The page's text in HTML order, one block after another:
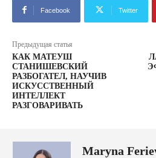
Facebook Twitter
Предыдущая статья
КАК МАТЕУШ
СТАНИШЕВСКИЙ
РАЗБОГАТЕЛ, НАУЧИВ
ИСКУССТВЕННЫЙ
ИНТЕЛЛЕКТ
РАЗГОВАРИВАТЬ
Maryna